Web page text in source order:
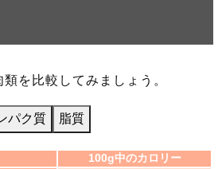
を比較してみましょう。
パク質 脂質
100g中のカロリー